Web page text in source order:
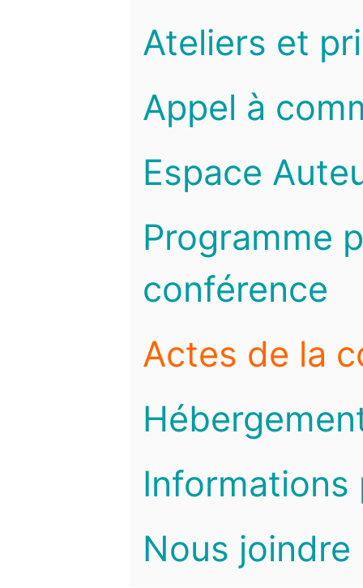
Ateliers et
Appel à
Espace
Programme
conférence
Actes de la
Informations
Nous joindre